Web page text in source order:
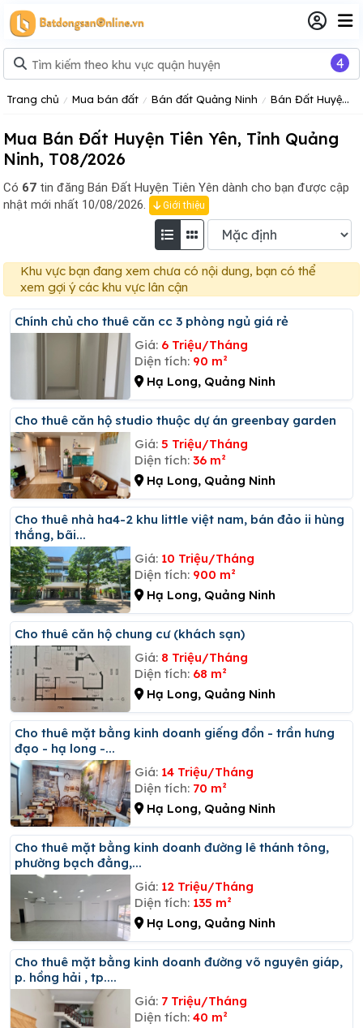
Trang chủ Mua bán đất Bán đất Quảng Ninh Bán Đất Huyện Tiên Yên
Mua Bán Đất Huyện Tiên Yên, Tỉnh Quảng
Ninh, T08/2026
Có 67 tin đăng Bán Đất Huyện Tiên Yên dành cho bạn được cập
nhật mới nhất 10/08/2026.
Giới thiệu
Khu vực bạn đang xem chưa có nội dung, bạn có thể
xem gợi ý các khu vực lân cận
Chính chủ cho thuê căn cc 3 phòng ngủ giá rẻ
Giá: 6 Triệu/Tháng
Diện tích: 90 m²
Hạ Long, Quảng Ninh
Cho thuê căn hộ studio thuộc dự án greenbay garden
Giá: 5 Triệu/Tháng
Diện tích: 36 m²
Hạ Long, Quảng Ninh
Cho thuê nhà ha4-2 khu little việt nam, bán đảo ii hùng
thắng, bãi...
Giá: 10 Triệu/Tháng
Diện tích: 900 m²
Hạ Long, Quảng Ninh
Cho thuê căn hộ chung cư (khách sạn)
Giá: 8 Triệu/Tháng
Diện tích: 68 m²
Hạ Long, Quảng Ninh
Cho thuê mặt bằng kinh doanh giếng đồn - trần hưng
đạo - hạ long -...
Giá: 14 Triệu/Tháng
Diện tích: 70 m²
Hạ Long, Quảng Ninh
Cho thuê mặt bằng kinh doanh đường lê thánh tông,
phường bạch đằng,...
Giá: 12 Triệu/Tháng
Diện tích: 135 m²
Hạ Long, Quảng Ninh
Cho thuê mặt bằng kinh doanh đường võ nguyên giáp,
p. hồng hải , tp....
Giá: 7 Triệu/Tháng
Diện tích: 40 m²
4